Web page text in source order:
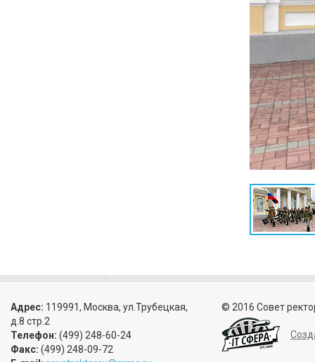
Адрес: 119991, Москва, ул.Трубецкая,
д.8 стр.2
Телефон: (499) 248-60-24
Факс: (499) 248-09-72
© 2016 Совет